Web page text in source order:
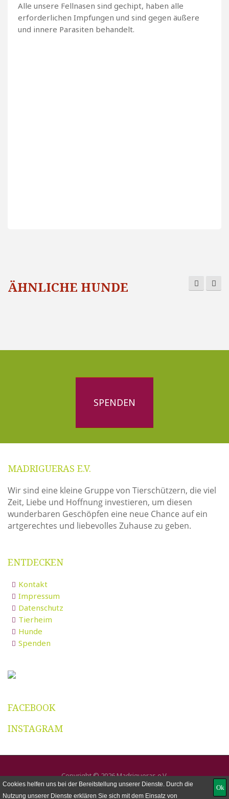
Alle unsere Fellnasen sind gechipt, haben alle
erforderlichen Impfungen und sind gegen äußere
und innere Parasiten behandelt.
ÄHNLICHE HUNDE
SPENDEN
MADRIGUERAS E.V.
Wir sind eine kleine Gruppe von Tierschützern, die viel
Zeit, Liebe und Hoffnung investieren, um diesen
wunderbaren Geschöpfen eine neue Chance auf ein
artgerechtes und liebevolles Zuhause zu geben.
ENTDECKEN
Kontakt
Impressum
Datenschutz
Tierheim
Hunde
Spenden
FACEBOOK
INSTAGRAM
Copyright © 2026 Madrigueras e.V.